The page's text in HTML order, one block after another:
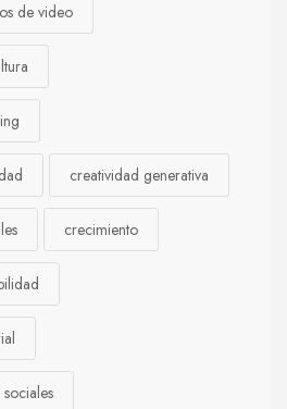
de video
creatividad generativa
crecimiento